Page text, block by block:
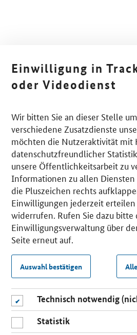
Einwilligung in
oder Videodienst
Wir bitten Sie an dieser Stelle
verschiedene Zusatzdienste
möchten die Nutzeraktivität mit
datenschutzfreundlicher
unsere Öffentlichkeitsarbeit zu
Informationen zu allen Diensten
die Pluszeichen rechts
Einwilligungen jederzeit
widerrufen. Rufen Sie dazu bitte
Einwilligungsverwaltung über
Seite erneut auf.
Auswahl bestätigen
Technisch notwendig
Statistik